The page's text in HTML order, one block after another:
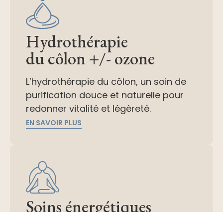
Hydrothérapie
du côlon +/- ozone
L’hydrothérapie du côlon, un soin de
purification douce et naturelle pour
redonner vitalité et légèreté.
EN SAVOIR PLUS
Soins énergétiques